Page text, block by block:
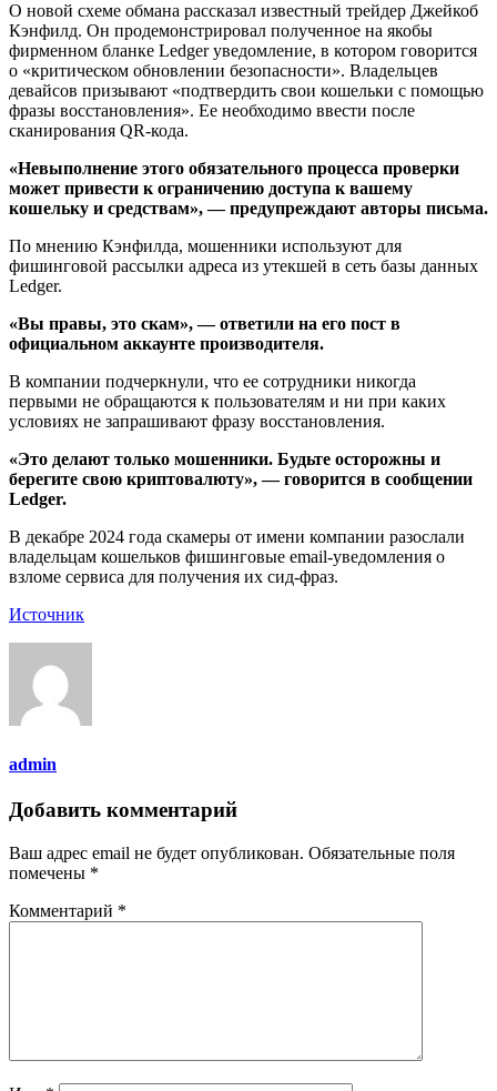
О новой схеме обмана рассказал известный трейдер Джейкоб
Кэнфилд. Он продемонстрировал полученное на якобы
фирменном бланке Ledger уведомление, в котором говорится
о «критическом обновлении безопасности». Владельцев
девайсов призывают «подтвердить свои кошельки с помощью
фразы восстановления». Ее необходимо ввести после
сканирования QR-кода.
«Невыполнение этого обязательного процесса проверки
может привести к ограничению доступа к вашему
кошельку и средствам», — предупреждают авторы письма.
По мнению Кэнфилда, мошенники используют для
фишинговой рассылки адреса из утекшей в сеть базы данных
Ledger.
«Вы правы, это скам», — ответили на его пост в
официальном аккаунте производителя.
В компании подчеркнули, что ее сотрудники никогда
первыми не обращаются к пользователям и ни при каких
условиях не запрашивают фразу восстановления.
«Это делают только мошенники. Будьте осторожны и
берегите свою криптовалюту», — говорится в сообщении
Ledger.
В декабре 2024 года скамеры от имени компании разослали
владельцам кошельков фишинговые email-уведомления о
взломе сервиса для получения их сид-фраз.
Источник
admin
Добавить комментарий
Ваш адрес email не будет опубликован. Обязательные поля
помечены *
Комментарий *